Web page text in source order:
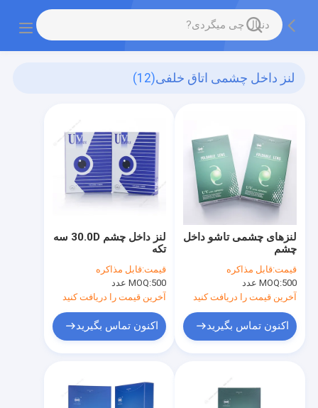
لنز داخل چشمی اتاق خلفی(12)
لنز داخل چشم 30.0D سه
تکه
قیمت:قابل مذاکره
MOQ:500 عدد
آخرین قیمت را دریافت کنید
اکنون تماس بگیرید
لنزهای چشمی تاشو داخل
چشم
قیمت:قابل مذاکره
MOQ:500 عدد
آخرین قیمت را دریافت کنید
اکنون تماس بگیرید